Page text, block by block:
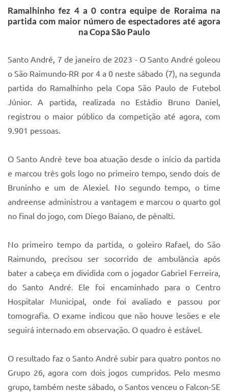
IPTU 2025
Lista de Comorbidades
Mobilidade Urbana Sustentável
Ouvidoria da Cidade
Passe Escolar
Portal da Educação
Quadra Fiscal
Autarquias
Ramalhinho fez 4 a 0 contra equipe de Roraima na
partida com maior número de espectadores até agora
na Copa São Paulo
Santo André, 7 de janeiro de 2023 - O Santo André goleou
o São Raimundo-RR por 4 a 0 neste sábado (7), na segunda
partida do Ramalhinho pela Copa São Paulo de Futebol
Júnior. A partida, realizada no Estádio Bruno Daniel,
registrou o maior público da competição até agora, com
9.901 pessoas.
O Santo André teve boa atuação desde o início da partida
e marcou três gols logo no primeiro tempo, sendo dois de
Bruninho e um de Alexiel. No segundo tempo, o time
andreense administrou a vantagem e marcou o quarto gol
no final do jogo, com Diego Baiano, de pênalti.
No primeiro tempo da partida, o goleiro Rafael, do São
Raimundo, precisou ser socorrido de ambulância após
bater a cabeça em dividida com o jogador Gabriel Ferreira,
do Santo André. Ele foi encaminhado para o Centro
Hospitalar Municipal, onde foi avaliado e passou por
tomografia. O exame indicou que não houve lesões e ele
seguirá internado em observação. O quadro é estável.
O resultado faz o Santo André subir para quatro pontos no
Grupo 26, agora com dois jogos cumpridos. Pelo mesmo
grupo, também neste sábado, o Santos venceu o Falcon-SE